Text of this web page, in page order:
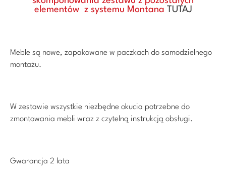
elementów z systemu Montana TUTAJ
Meble są nowe, zapakowane w paczkach do samodzielnego
montażu.
W zestawie wszystkie niezbędne okucia potrzebne do
zmontowania mebli wraz z czytelną instrukcją obsługi.
Gwarancja 2 lata